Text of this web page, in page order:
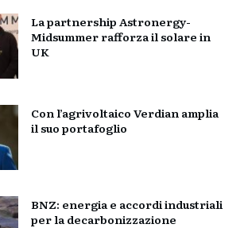
La partnership Astronergy-
Midsummer rafforza il solare in
UK
Con l’agrivoltaico Verdian amplia
il suo portafoglio
BNZ: energia e accordi industriali
per la decarbonizzazione